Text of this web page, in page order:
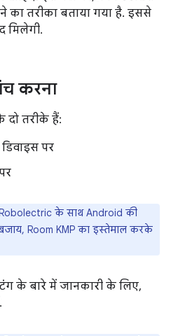
तरीका बताया गया है. इससे
मिलेगी.
करना
तरीके हैं:
पर
के साथ Android की
Room KMP का इस्तेमाल करके
के बारे में जानकारी के लिए,